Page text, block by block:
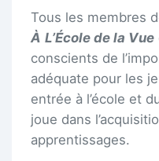
Tous les membres
À L’École de la Vue
conscients de
adéquate pour les
entrée à l’école et
joue dans
apprentissages.